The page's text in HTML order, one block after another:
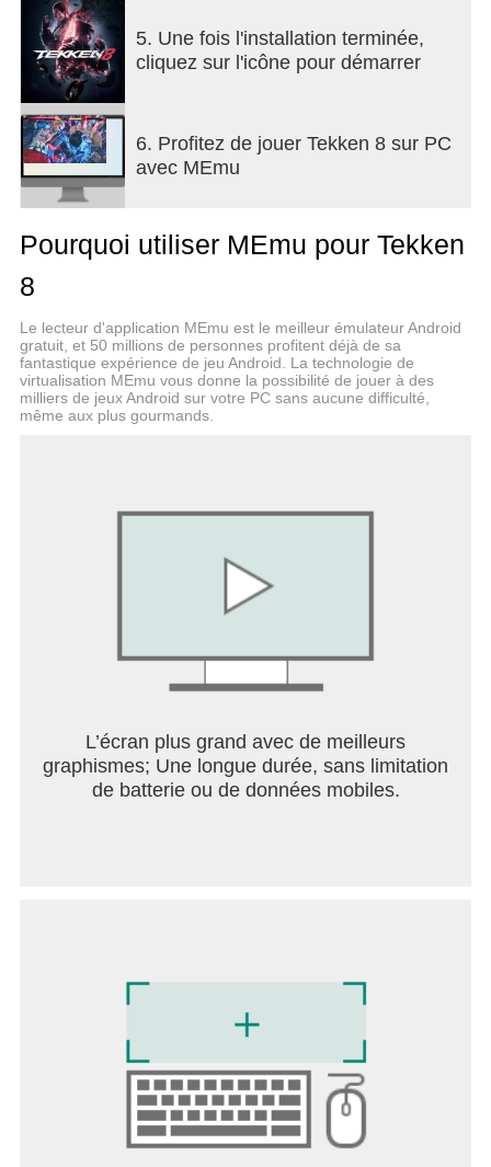
5. Une fois l'installation terminée,
cliquez sur l'icône pour démarrer
6. Profitez de jouer Tekken 8 sur PC
avec MEmu
Pourquoi utiliser MEmu pour Tekken
8
Le lecteur d'application MEmu est le meilleur émulateur Android
gratuit, et 50 millions de personnes profitent déjà de sa
fantastique expérience de jeu Android. La technologie de
virtualisation MEmu vous donne la possibilité de jouer à des
milliers de jeux Android sur votre PC sans aucune difficulté,
même aux plus gourmands.
L’écran plus grand avec de meilleurs
graphismes; Une longue durée, sans limitation
de batterie ou de données mobiles.